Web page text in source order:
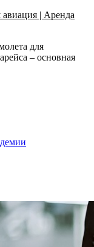
авиация | Аренда
для
– основная